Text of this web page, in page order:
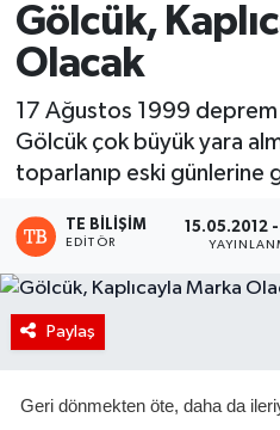
Gölcük,
Olacak
17 Ağustos 1999
Gölcük çok büyük yara
toparlanıp eski günlerine
TE BILIŞIM
EDITÖR
15.05.2012 -
Paylaş
Geri dönmekten öte, daha da